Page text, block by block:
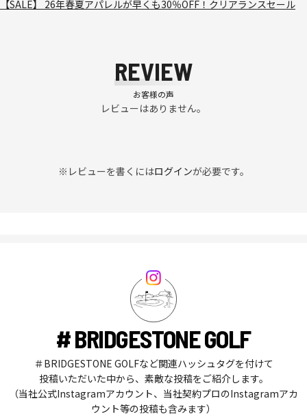
【SALE】 26年春夏アパレルが早くも30％OFF！クリアランスセール
REVIEW
お客様の声
レビューはありません。
※レビューを書くにはログインが必要です。
# BRIDGESTONE GOLF
＃BRIDGESTONE GOLFなど関連ハッシュタグを付けて
投稿いただいた中から、素敵な投稿をご紹介します。
（当社公式Instagramアカウント、当社契約プロのInstagramアカ
ウント等の投稿も含みます）